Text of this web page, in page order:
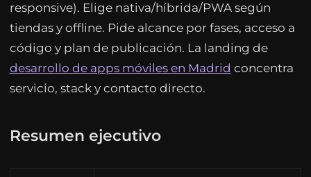
responsive). Elige nativa/híbrida/PWA según
tiendas y offline. Pide alcance por fases, acceso a
código y plan de publicación. La landing de
desarrollo de apps móviles en Madrid concentra
servicio, stack y contacto directo.
Resumen ejecutivo